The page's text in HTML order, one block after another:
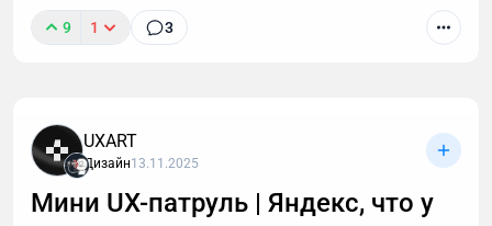
Эта статья для тех, кто хочет зарабатывать на
9 1 3
UXART
Дизайн13.11.2025
Мини UX-патруль | Яндекс, что у